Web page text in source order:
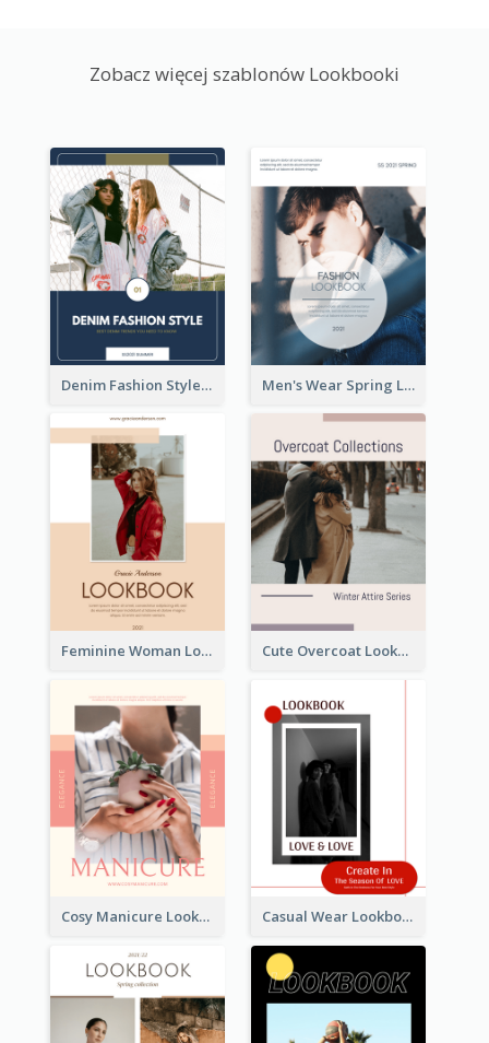
Zobacz więcej szablonów Lookbooki
Denim Fashion Style Lookbook Men's Wear Spring Lookbook
Feminine Woman Lookbook Cute Overcoat Lookbook
Cosy Manicure Lookbook Casual Wear Lookbook